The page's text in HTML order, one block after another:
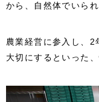
から、自然体でいら
農業経営に参入し、
大切にするといった